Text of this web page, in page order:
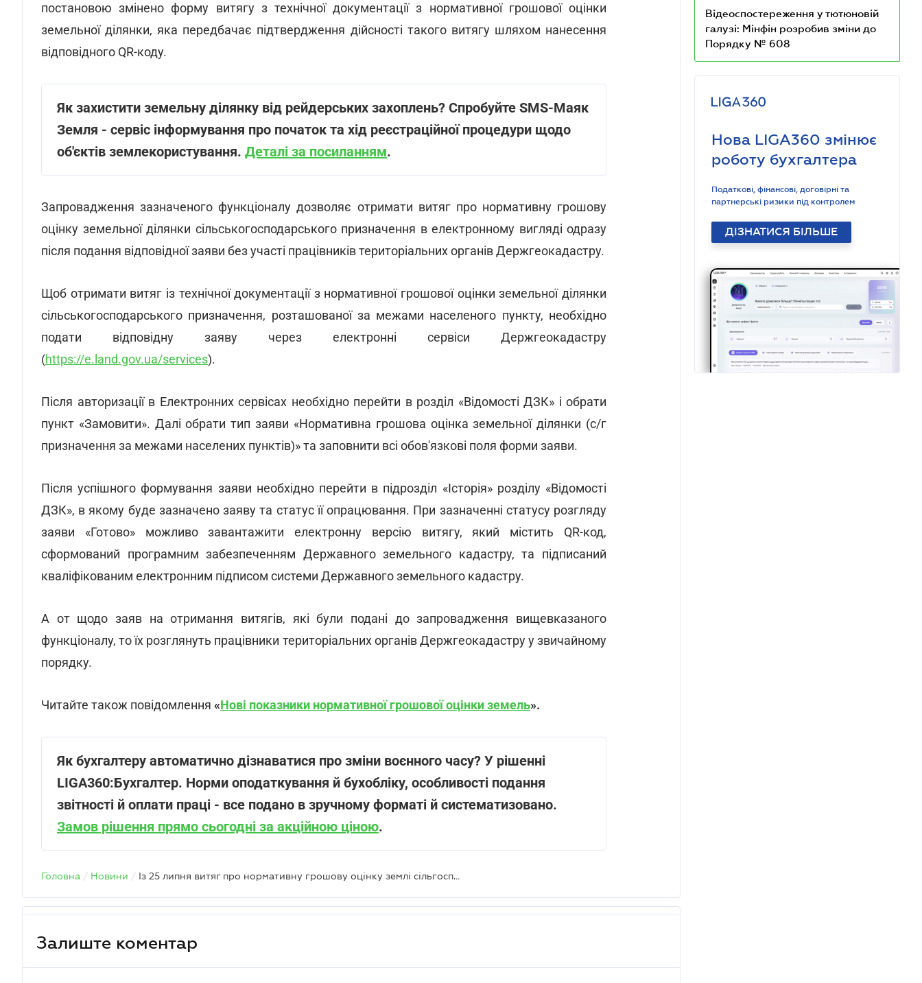
постановою змінено форму витягу з технічної документації з нормативної грошової оцінки
земельної ділянки, яка передбачає підтвердження дійсності такого витягу шляхом нанесення
відповідного QR-коду.
Як захистити земельну ділянку від рейдерських захоплень? Спробуйте SMS-Маяк
Земля - сервіс інформування про початок та хід реєстраційної процедури щодо
об'єктів землекористування. Деталі за посиланням.
Запровадження зазначеного функціоналу дозволяє отримати витяг про нормативну грошову
оцінку земельної ділянки сільськогосподарського призначення в електронному вигляді одразу
після подання відповідної заяви без участі працівників територіальних органів Держгеокадастру.
Щоб отримати витяг із технічної документації з нормативної грошової оцінки земельної ділянки
сільськогосподарського призначення, розташованої за межами населеного пункту, необхідно
подати відповідну заяву через електронні сервіси Держгеокадастру
(https://e.land.gov.ua/services).
Після авторизації в Електронних сервісах необхідно перейти в розділ «Відомості ДЗК» і обрати
пункт «Замовити». Далі обрати тип заяви «Нормативна грошова оцінка земельної ділянки (с/г
призначення за межами населених пунктів)» та заповнити всі обов'язкові поля форми заяви.
Після успішного формування заяви необхідно перейти в підрозділ «Історія» розділу «Відомості
ДЗК», в якому буде зазначено заяву та статус її опрацювання. При зазначенні статусу розгляду
заяви «Готово» можливо завантажити електронну версію витягу, який містить QR-код,
сформований програмним забезпеченням Державного земельного кадастру, та підписаний
кваліфікованим електронним підписом системи Державного земельного кадастру.
А от щодо заяв на отримання витягів, які були подані до запровадження вищевказаного
функціоналу, то їх розглянуть працівники територіальних органів Держгеокадастру у звичайному
порядку.
Читайте також повідомлення «Нові показники нормативної грошової оцінки земель».
Як бухгалтеру автоматично дізнаватися про зміни воєнного часу? У рішенні
LIGA360:Бухгалтер. Норми оподаткування й бухобліку, особливості подання
звітності й оплати праці - все подано в зручному форматі й систематизовано.
Замов рішення прямо сьогодні за акційною ціною.
Головна / Новини / Із 25 липня витяг про нормативну грошову оцінку землі сільгоспризначення формується автоматично — Держгеокадастр
Залиште коментар
Відеоспостереження у тютюновій
галузі: Мінфін розробив зміни до
Порядку № 608
Нова LIGA360 змінює
роботу бухгалтера
Податкові, фінансові, договірні та
партнерські ризики під контролем
ДІЗНАТИСЯ БІЛЬШЕ